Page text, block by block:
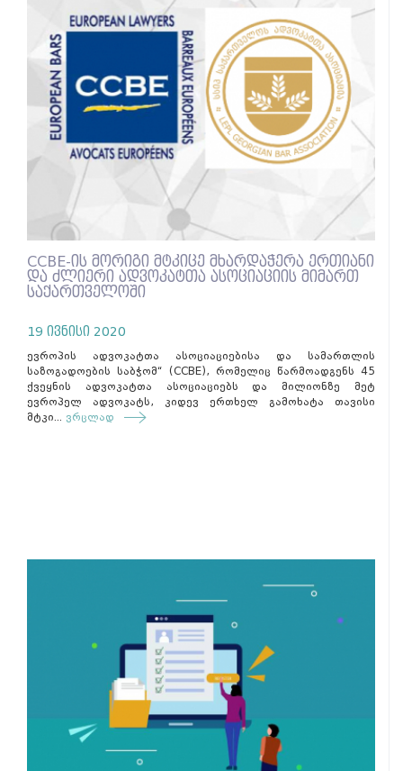
CCBE-ის მორიგი მტკიცე მხარდაჭერა ერთიანი
და ძლიერი ადვოკატთა ასოციაციის მიმართ
საქართველოში
19 ივნისი 2020
ევროპის ადვოკატთა ასოციაციებისა და სამართლის
საზოგადოების საბჭომ“ (CCBE), რომელიც წარმოადგენს 45
ქვეყნის ადვოკატთა ასოციაციებს და მილიონზე მეტ
ევროპელ ადვოკატს, კიდევ ერთხელ გამოხატა თავისი
მტკი... ვრცლად